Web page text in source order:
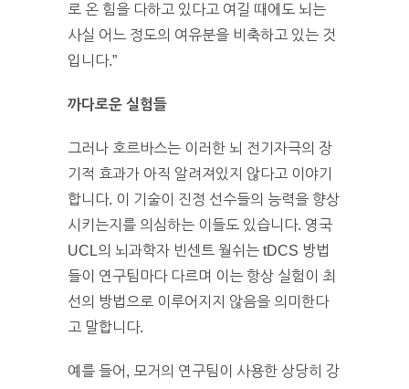
로 온 힘을 다하고 있다고 여길 때에도 뇌는
사실 어느 정도의 여유분을 비축하고 있는 것
입니다.”
까다로운 실험들
그러나 호르바스는 이러한 뇌 전기자극의 장
기적 효과가 아직 알려져있지 않다고 이야기
합니다. 이 기술이 진정 선수들의 능력을 향상
시키는지를 의심하는 이들도 있습니다. 영국
UCL의 뇌과학자 빈센트 월쉬는 tDCS 방법
들이 연구팀마다 다르며 이는 항상 실험이 최
선의 방법으로 이루어지지 않음을 의미한다
고 말합니다.
예를 들어, 모거의 연구팀이 사용한 상당히 강